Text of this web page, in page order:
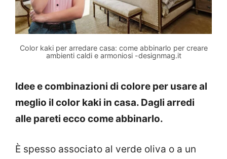
Color kaki per arredare casa: come abbinarlo per creare
ambienti caldi e armoniosi -designmag.it
Idee e combinazioni di colore per usare al
meglio il color kaki in casa. Dagli arredi
alle pareti ecco come abbinarlo.
È spesso associato al verde oliva o a un